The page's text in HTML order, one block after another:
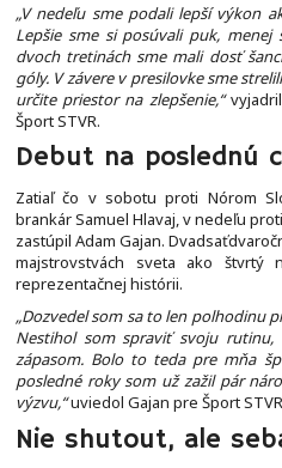
„V nedeľu sme podali lepší výkon
Lepšie sme si posúvali puk,
dvoch tretinách sme mali dosť
góly. V závere v presilovke sme
určite priestor na zlepšenie,“
Šport STVR.
Debut na poslednú
Zatiaľ čo v sobotu proti Nórom
brankár Samuel Hlavaj, v nedeľu
zastúpil Adam Gajan.
majstrovstvách sveta ako štvrtý
reprezentačnej histórii.
„Dozvedel som sa to len polhodinu
Nestihol som spraviť svoju
zápasom. Bolo to teda pre mňa
posledné roky som už zažil pár
výzvu,“uviedol Gajan pre Šport
Nie shutout, ale